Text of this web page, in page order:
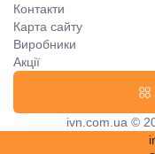
Контакти
Карта сайту
Виробники
Акції
ivn.com.ua ©